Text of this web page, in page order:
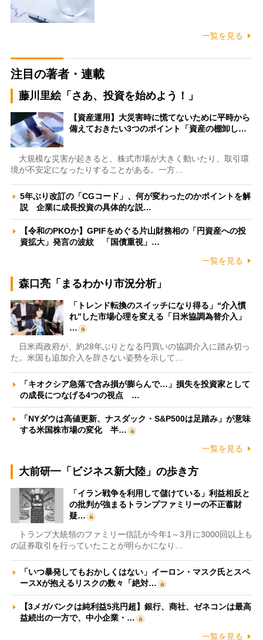
一覧を見る
注目の著者・連載
藤川里絵「さあ、投資を始めよう！」
【資産運用】大災害時に慌てないために平時から
備えておきたい3つのポイント「資産の棚卸し…
大規模な災害が起きると、株式市場が大きく動いたり、取引環
境が不安定になったりすることがある。一方…
5年ぶり改訂の「CGコード」、何が変わったのかポイントを解
説 企業に成長投資の具体的な説…
【令和のPKOか】GPIFをめぐる片山財務相の「円資産への投
資拡大」発言の波紋 「国債重視」…
一覧を見る
森口亮「まるわかり市況分析」
「トレンド転換のスイッチになり得る」“介入慣
れ”した市場心理を変える「日米協調為替介入」
…
日米両政府が、約28年ぶりとなる円買いの協調介入に踏み切っ
た。米国も追加介入を辞さない姿勢を示して…
「キオクシア急落で含み損が膨らんで…」損失を投資家として
の成長につなげる4つの視点 …
「NYダウは高値更新、ナスダック・S&P500は足踏み」が意味
する米国株市場の変化 半…
一覧を見る
大前研一「ビジネス新大陸」の歩き方
「イラン戦争を利用して儲けている」利益相反と
の批判が強まるトランプファミリーの不正蓄財
疑…
トランプ大統領のファミリー信託が今年1～3月に3000回以上も
の証券取引を行っていたことが明らかになり…
「いつ暴発してもおかしくはない」イーロン・マスク氏とスペ
ースXが抱えるリスクの数々「絶対…
【3メガバンクは純利益5兆円超】銀行、商社、ゼネコンは最高
益続出の一方で、中小企業・…
一覧を見る